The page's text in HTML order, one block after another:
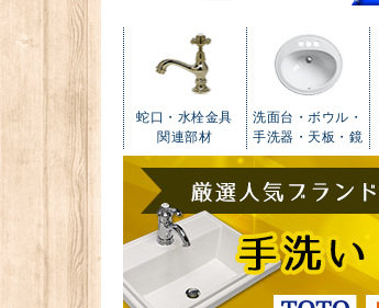
蛇口・水栓金具
関連部材
洗面台・ボウル・
手洗器・天板・鏡